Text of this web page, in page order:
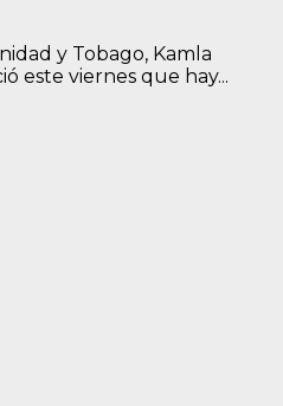
y Tobago, Kamla
este viernes que hay...